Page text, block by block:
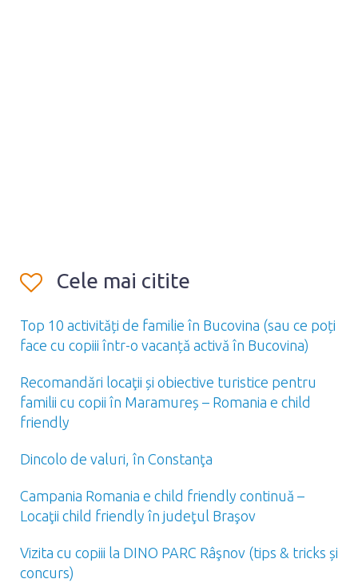
Cele mai citite
Top 10 activități de familie în Bucovina (sau ce poți
face cu copiii într-o vacanță activă în Bucovina)
Recomandări locaţii și obiective turistice pentru
familii cu copii în Maramureș – Romania e child
friendly
Dincolo de valuri, în Constanţa
Campania Romania e child friendly continuă –
Locaţii child friendly în judeţul Braşov
Vizita cu copiii la DINO PARC Râşnov (tips & tricks și
concurs)